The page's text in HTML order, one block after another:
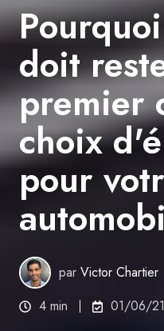
doit
premier
choix
pour
parVictor Chartier
4 min
01/06/